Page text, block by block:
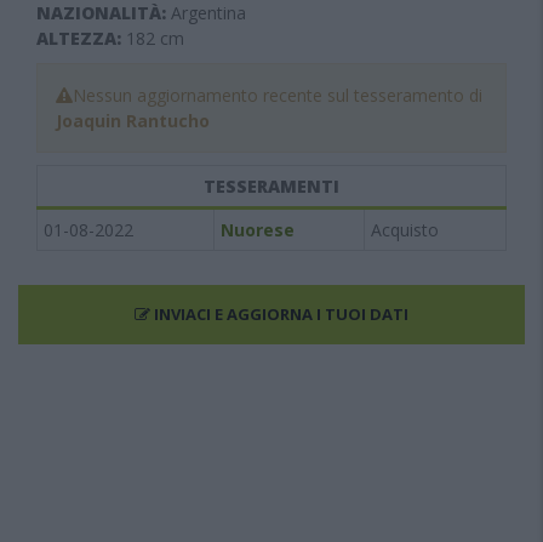
NAZIONALITÀ: Argentina
ALTEZZA: 182 cm
Nessun aggiornamento recente sul tesseramento di
Joaquin Rantucho
TESSERAMENTI
01-08-2022
Nuorese Acquisto
INVIACI E AGGIORNA I TUOI DATI